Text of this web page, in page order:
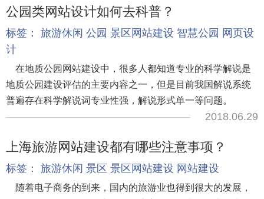
公园类网站设计如何去科普？
标签： 旅游休闲 公园 景区网站建设 智慧公园 网页设
计
在地质公园网站建设中，很多人都知道专业的科学解说是
地质公园建设评估的主要内容之一，但是目前我国解说系统
普遍存在科学解说词专业性强，解说形式单一等问题。
2018.06.29
上海旅游网站建设都有哪些注意事项？
标签： 旅游休闲 景区 景区网站建设 网站建设
随着电子商务的到来，国内的旅游业也得到很大的发展，